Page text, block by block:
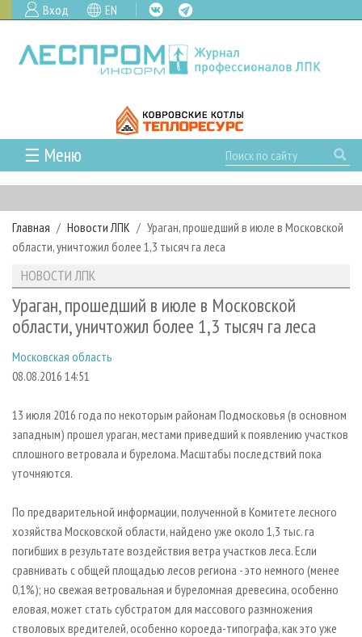
Вход EN
☰ Меню
ГЛАВНАЯ
РУБРИКИ И ТЕМЫ
РУБРИКИ ЖУРНАЛА
ЛЕСОЗАГОТОВКА
ЛЕСОПИЛЕНИЕ
СУШКА ДРЕВЕСИНЫ
ДЕРЕВЯННОЕ ДОМОСТРОЕНИЕ
ПРОИЗВОДСТВО МЕБЕЛИ
БИОЭНЕРГЕТИКА
ЦБП
ИНСТРУМЕНТ И МАТЕРИАЛЫ
НОВОСТИ
НОВОСТИ ЛПК
НОВОСТИ ЖУРНАЛА
ПРОЕКТЫ ЛПИ
АНАЛИТИКА
ПРЕДПРИЯТИЯ ЛПК
ПЕРСОНЫ
ОФИЦИАЛЬНЫЕ ДЕЛЕГАЦИИ
ПРИОРИТЕТНЫЕ ИНВЕСТПРОЕКТЫ
RUSSIAN FORESTRY REVIEW
ГАЗЕТА ЛЕСПРОМФОРУМ
БИБЛИОТЕКА СПЕЦИАЛИСТА
АРХИВ ЖУРНАЛОВ
О ЖУРНАЛЕ
ПОДПИСКА
КОНТАКТЫ
РЕКЛАМОДАТЕЛЯМ
РЕКЛАМА
Главная Новости ЛПК
Ураган, прошедший в июле в Московской
области, уничтожил более 1,3 тысяч га леса
НОВОСТИ ЛПК
Ураган, прошедший в июле в Московской
области, уничтожил более 1,3 тысяч га леса
Московская область
08.08.2016 14:51
13 июля 2016 года по некоторым районам Подмосковья (в основном
западным) прошел ураган, местами приведший к появлению участков
сплошного ветровала и бурелома. Масштабы последствий пока
уточняются.
По предварительной информации, полученной в Комитете лесного
хозяйства Московской области, найдено уже около 1,3 тыс. га
погибших в результате воздействия ветра участков леса. Если
сравнивать с общей площадью лесов региона - это немного (менее
0,1%); но свежая ветровальная и буреломная древесина, особенно
еловая, может стать субстратом для массового размножения
стволовых вредителей, особенно короеда-типографа, как это уже